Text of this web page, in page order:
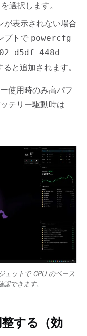
を選択します。
が表示されない場合
プトで powercfg
d5df-448d-
ると追加されます。
使用時のみ高パフ
テリー駆動時は
ェットで CPU のベース
できます。
する（効